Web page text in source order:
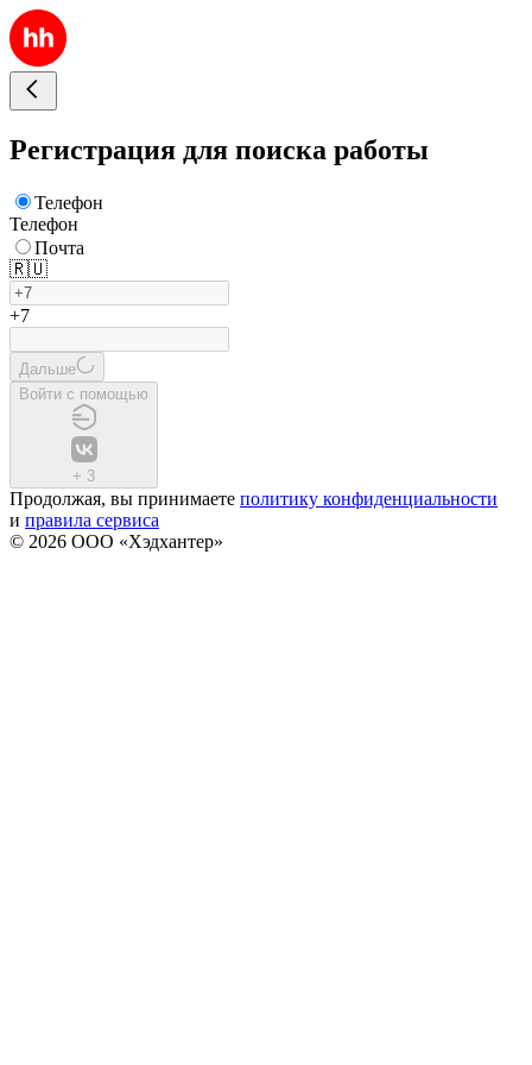
Регистрация для поиска работы
Телефон
Телефон
Почта
🇷🇺
+7
Дальше
Войти с помощью
+ 3
Продолжая, вы принимаете политику конфиденциальности
и правила сервиса
© 2026 ООО «Хэдхантер»